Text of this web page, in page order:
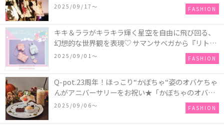
2025/09/17〜 FASHION
キキ＆ララがキラキラ輝く星空を自由に飛び回る、
幻想的な世界観を表現♡ サマンサベガから『リトル
ツインスターズ』50周年アニバーサリーイヤー』を
2025/09/01〜 FASHION
Q-pot.23周年！ほっこり“かぼちゃ“姿のオバケちゃ
んがアニバーサリーをお祝い★「かぼちゃのオバケ
ーキアクセサリー」が新発売！Q-pot CAFE.では
「かぼちゃのオバケーキプレート」も登場
2025/09/06〜 FASHION